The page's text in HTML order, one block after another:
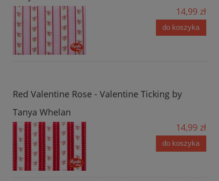
14,99 zł
do koszyka
Red Valentine Rose - Valentine Ticking by
Tanya Whelan
14,99 zł
do koszyka